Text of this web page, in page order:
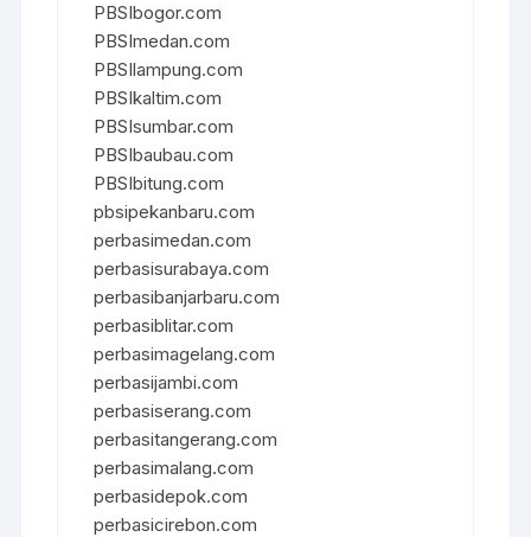
PBSIbogor.com
PBSImedan.com
PBSIlampung.com
PBSIkaltim.com
PBSIsumbar.com
PBSIbaubau.com
PBSIbitung.com
pbsipekanbaru.com
perbasimedan.com
perbasisurabaya.com
perbasibanjarbaru.com
perbasiblitar.com
perbasimagelang.com
perbasijambi.com
perbasiserang.com
perbasitangerang.com
perbasimalang.com
perbasidepok.com
perbasicirebon.com